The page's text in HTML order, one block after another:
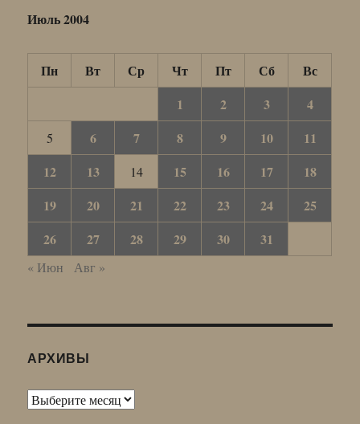
Июль 2004
Пн Вт Ср Чт Пт Сб
Вс
1
2 3 4
5 6 7 8 9 10
11
12
13 14 15 16 17
18
19
20 21 22 23 24
25
26
27 28 29 30 31
« Июн Авг »
АРХИВЫ
Архивы